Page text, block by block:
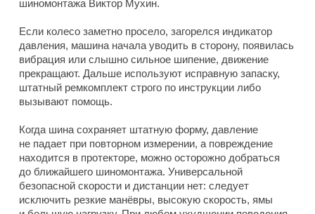
шиномонтажа Виктор Мухин.
Если колесо заметно просело, загорелся индикатор
давления, машина начала уводить в сторону, появилась
вибрация или слышно сильное шипение, движение
прекращают. Дальше используют исправную запаску,
штатный ремкомплект строго по инструкции либо
вызывают помощь.
Когда шина сохраняет штатную форму, давление
не падает при повторном измерении, а повреждение
находится в протекторе, можно осторожно добраться
до ближайшего шиномонтажа. Универсальной
безопасной скорости и дистанции нет: следует
исключить резкие манёвры, высокую скорость, ямы